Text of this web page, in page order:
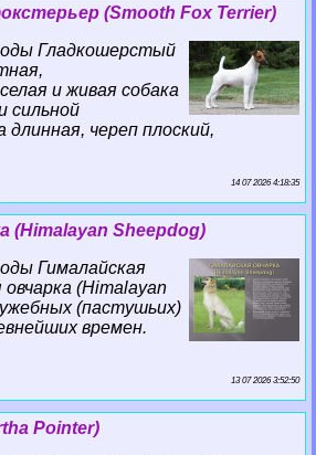
(Smooth Fox Terrier)
Гладкошерстый
и живая собака
сильной
длинная, череп плоский,
14 07 2026 4:18:35
(Himalayan Sheepdog)
Гималайская
овчарка (Himalayan
(пастушьих)
времен.
13 07 2026 3:52:50
Pointer)